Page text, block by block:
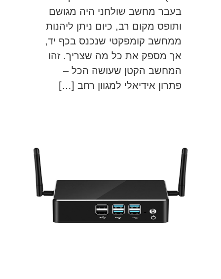
בעבר מחשב שולחני היה מגושם
ותופס מקום רב, כיום ניתן ליהנות
ממחשב קומפקטי שנכנס בכף יד,
אך מספק את כל מה שצריך. זהו
המחשב הקטן שעושה הכל –
פתרון אידיאלי למגוון רחב […]